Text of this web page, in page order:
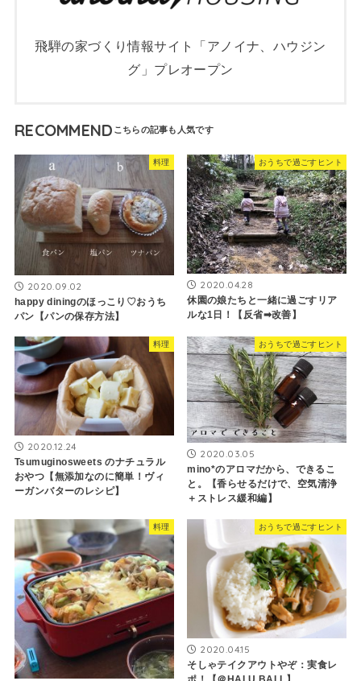
飛騨の家づくり情報サイト「アノイナ、ハウジン
グ」プレオープン
RECOMMEND
料理
2020.09.02
happy diningのほっこり♡おうち
パン【パンの保存方法】
おうちで過ごすヒント
2020.04.28
休園の娘たちと一緒に過ごすリア
ルな1日！【反省➡改善】
料理
2020.12.24
Tsumuginosweets のナチュラル
おやつ【無添加なのに簡単！ヴィ
ーガンバターのレシピ】
おうちで過ごすヒント
2020.03.05
mino*のアロマだから、できるこ
と。【香らせるだけで、空気清浄
＋ストレス緩和編】
料理 おうちで過ごすヒント
2020.04.15
そしゃテイクアウトやぞ：実食レ